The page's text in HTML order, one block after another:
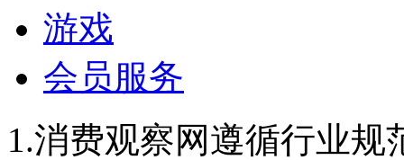
游戏
会员服务
1.消费观察网遵循行业